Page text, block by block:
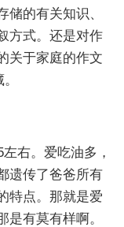
储的有关知识、
方式。还是对作
关于家庭的作文
右。爱吃油多，
遗传了爸爸所有
特点。那就是爱
是有莫有样啊。